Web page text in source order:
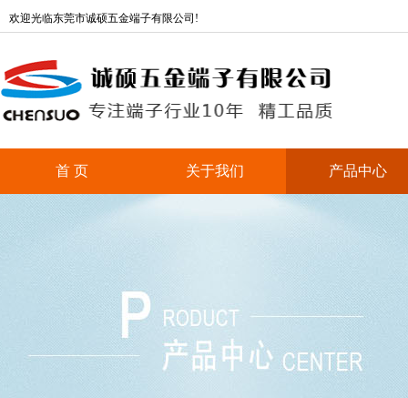
欢迎光临东莞市诚硕五金端子有限公司!
首 页 关于我们 产品中心